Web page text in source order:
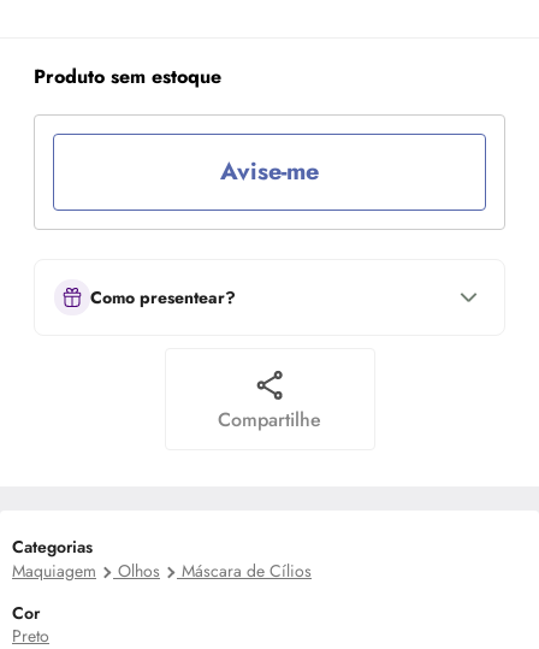
Produto sem estoque
Avise-me
Como presentear?
Compartilhe
Categorias
Maquiagem
Olhos
Máscara de Cílios
Cor
Preto